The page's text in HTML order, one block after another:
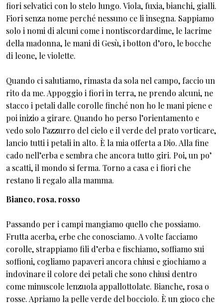
fiori selvatici con lo stelo lungo. Viola, fuxia, bianchi, gialli.
Fiori senza nome perché nessuno ce li insegna. Sappiamo
solo i nomi di alcuni come i nontiscordardime, le lacrime
della madonna, le mani di Gesù, i botton d’oro, le bocche
di leone, le violette.
Quando ci salutiamo, rimasta da sola nel campo, faccio un
rito da me. Appoggio i fiori in terra, ne prendo alcuni, ne
stacco i petali dalle corolle finché non ho le mani piene e
poi inizio a girare. Quando ho perso l’orientamento e
vedo solo l’azzurro del cielo e il verde del prato vorticare,
lancio tutti i petali in alto. È la mia offerta a Dio. Alla fine
cado nell’erba e sembra che ancora tutto giri. Poi, un po’
a scatti, il mondo si ferma. Torno a casa e i fiori che
restano li regalo alla mamma.
Bianco, rosa, rosso
Passando per i campi mangiamo quello che possiamo.
Frutta acerba, erbe che conosciamo. A volte facciamo
corolle, strappiamo fili d’erba e fischiamo, soffiamo sui
soffioni, cogliamo papaveri ancora chiusi e giochiamo a
indovinare il colore dei petali che sono chiusi dentro
come minuscole lenzuola appallottolate. Bianche, rosa o
rosse. Apriamo la pelle verde del bocciolo. È un gioco che